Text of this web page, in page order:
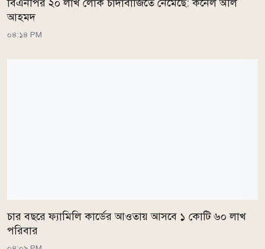
বিএনপির ২০ লাখ লোক চাঁদাবাজিতে নেমেছে: কর্নেল অলি
আহমদ
০৪:১৪ PM
চার বছরে ফ্যামিলি কার্ডের আওতায় আসবে ১ কোটি ৬০ লাখ
পরিবার